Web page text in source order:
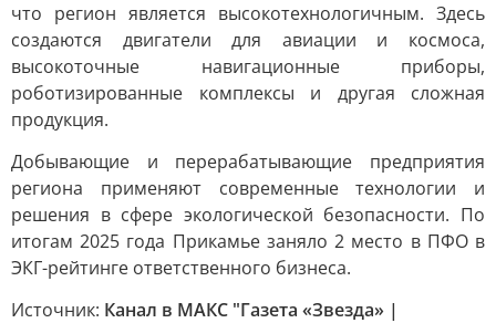
что регион является высокотехнологичным. Здесь
создаются двигатели для авиации и космоса,
высокоточные навигационные приборы,
роботизированные комплексы и другая сложная
продукция.
Добывающие и перерабатывающие предприятия
региона применяют современные технологии и
решения в сфере экологической безопасности. По
итогам 2025 года Прикамье заняло 2 место в ПФО в
ЭКГ-рейтинге ответственного бизнеса.
Источник: Канал в МАКС "Газета «Звезда» |